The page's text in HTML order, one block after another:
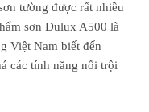
tường được rất nhiều
sơn Dulux A500 là
Việt Nam biết đến
các tính năng nổi trội